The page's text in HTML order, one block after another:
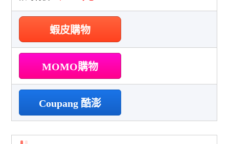
蝦皮購物
MOMO購物
Coupang 酷澎